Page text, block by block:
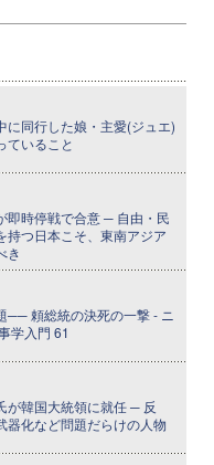
に同行した娘・主愛(ジュエ)
ていること
即時停戦で合意 ─ 自由・民
持つ日本こそ、東南アジア
き
── 頼総統の決死の一撃 - ニ
学入門 61
が韓国大統領に就任 ─ 反
器化など問題だらけの人物